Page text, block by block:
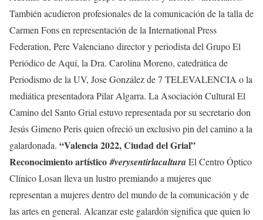
También acudieron profesionales de la comunicación de la talla de
Carmen Fons en representación de la International Press
Federation, Pere Valenciano director y periodista del Grupo El
Periódico de Aquí, la Dra. Carolina Moreno, catedrática de
Periodismo de la UV, Jose González de 7 TELEVALENCIA o la
mediática presentadora Pilar Algarra. La Asociación Cultural El
Camino del Santo Grial estuvo representada por su secretario don
Jesús Gimeno Peris quien ofreció un exclusivo pin del camino a la
galardonada. “Valencia 2022, Ciudad del Grial”
Reconocimiento artístico#verysentirlaculturaEl Centro Óptico
Clínico Losan lleva un lustro premiando a mujeres que
representan a mujeres dentro del mundo de la comunicación y de
las artes en general. Alcanzar este galardón significa que quien lo